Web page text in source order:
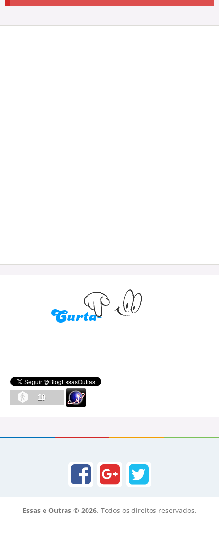
10
Essas e Outras © 2026. Todos os direitos reservados.